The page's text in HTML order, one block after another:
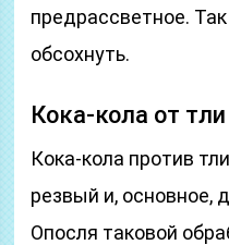
предрассветное.
обсохнуть.
Кока-кола от тли
Кока-кола против
резвый и, основное,
Опосля таковой